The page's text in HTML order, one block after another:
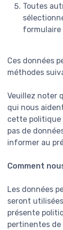
Toutes
formulaire
Ces données
méthodes
Veuillez noter
qui nous
cette politique
pas de
informer au
Comment
Les données
seront
présente
pertinentes de